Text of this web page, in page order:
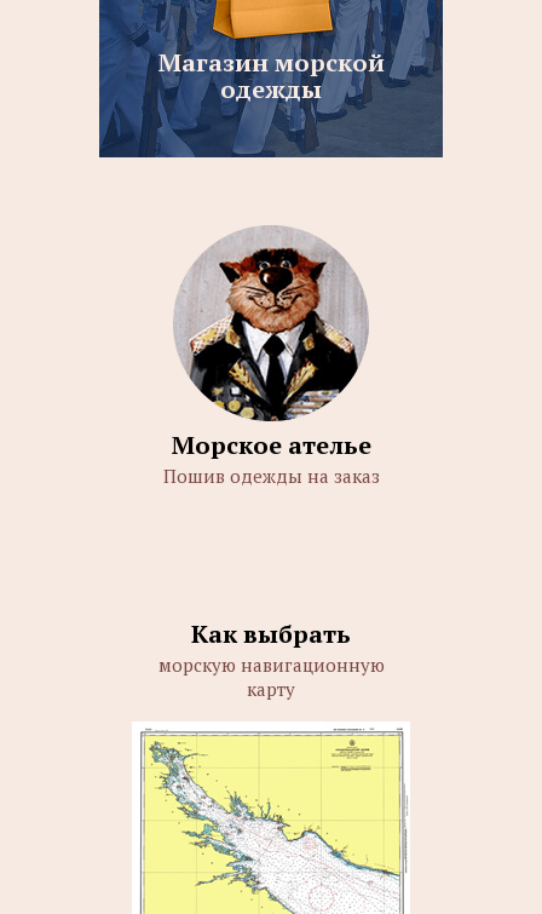
Магазин морской
одежды
Морское ателье
Пошив одежды на заказ
Как выбрать
морскую навигационную
карту